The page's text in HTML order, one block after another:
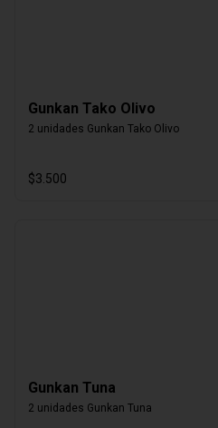
Gunkan Tako Olivo
2 unidades Gunkan Tako Olivo
$3.500
Gunkan Tuna
2 unidades Gunkan Tuna